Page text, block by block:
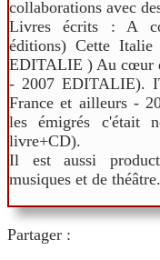
collaborations avec
Livres écrits : A
éditions) Cette
EDITALIE ) Au cœur
- 2007 EDITALIE).
France et ailleurs -
les émigrés c'était
livre+CD).
Il est aussi
musiques et de théâtre.
Partager :